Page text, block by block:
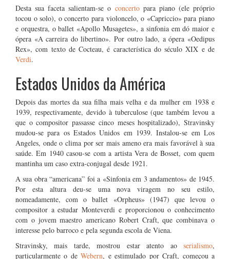
Desta sua faceta salientam-se o concertopara piano (ele próprio
tocou o solo), o concerto para violoncelo, o «Capriccio» para piano
e orquestra, o ballet «Apollo Musagetes», a sinfonia em dó maior e
ópera «A carreira do libertino». Por outro lado, a ópera «Oedipus
Rex», com texto de Cocteau, é característica do século XIX e de
Verdi.
Estados Unidos da América
Depois das mortes da sua filha mais velha e da mulher em 1938 e
1939, respectivamente, devido à tuberculose (que também levou a
que o compositor passasse cinco meses hospitalizado), Stravinsky
mudou-se para os Estados Unidos em 1939. Instalou-se em Los
Angeles, onde o clima por ser mais ameno era mais favorável à sua
saúde. Em 1940 casou-se com a artista Vera de Bosset, com quem
mantinha um caso extra-conjugal desde 1921.
A sua obra “americana” foi a «Sinfonia em 3 andamentos» de 1945.
Por esta altura deu-se uma nova viragem no seu estilo,
nomeadamente, com o ballet «Orpheus» (1947) que levou o
compositor a estudar Monteverdi e proporcionou o conhecimento
com o jovem maestro americano Robert Craft, que combinava o
interesse pelo barroco e pela segunda escola de Viena.
Stravinsky, mais tarde, mostrou estar atento ao serialismo,
particularmente o deWebern, e estimulado por Craft, começou a